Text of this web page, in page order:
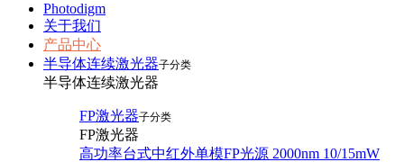
Photodigm
关于我们
产品中心
半导体连续激光器子分类
半导体连续激光器
FP激光器子分类
FP激光器
高功率台式中红外单模FP光源 2000nm 10/15mW